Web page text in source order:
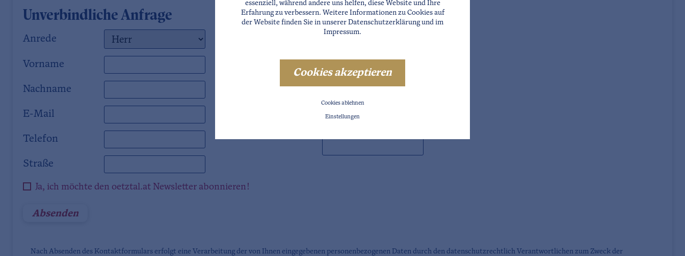
Unverbindliche Anfrage
Anrede
Vorname
Nachname
E-Mail
Telefon
Straße
Ja, ich möchte den oetztal.at Newsletter abonnieren!
Nach Absenden des Kontaktformulars erfolgt eine Verarbeitung der von Ihnen eingegebenen personenbezogenen Daten durch den datenschutzrechtlich Verantwortlichen zum Zweck der
essenziell, während andere uns helfen, diese Website und Ihre
Erfahrung zu verbessern. Weitere Informationen zu Cookies auf
der Website finden Sie in unserer Datenschutzerklärungund im
Impressum.
Cookies akzeptieren
Cookies ablehnen
Einstellungen